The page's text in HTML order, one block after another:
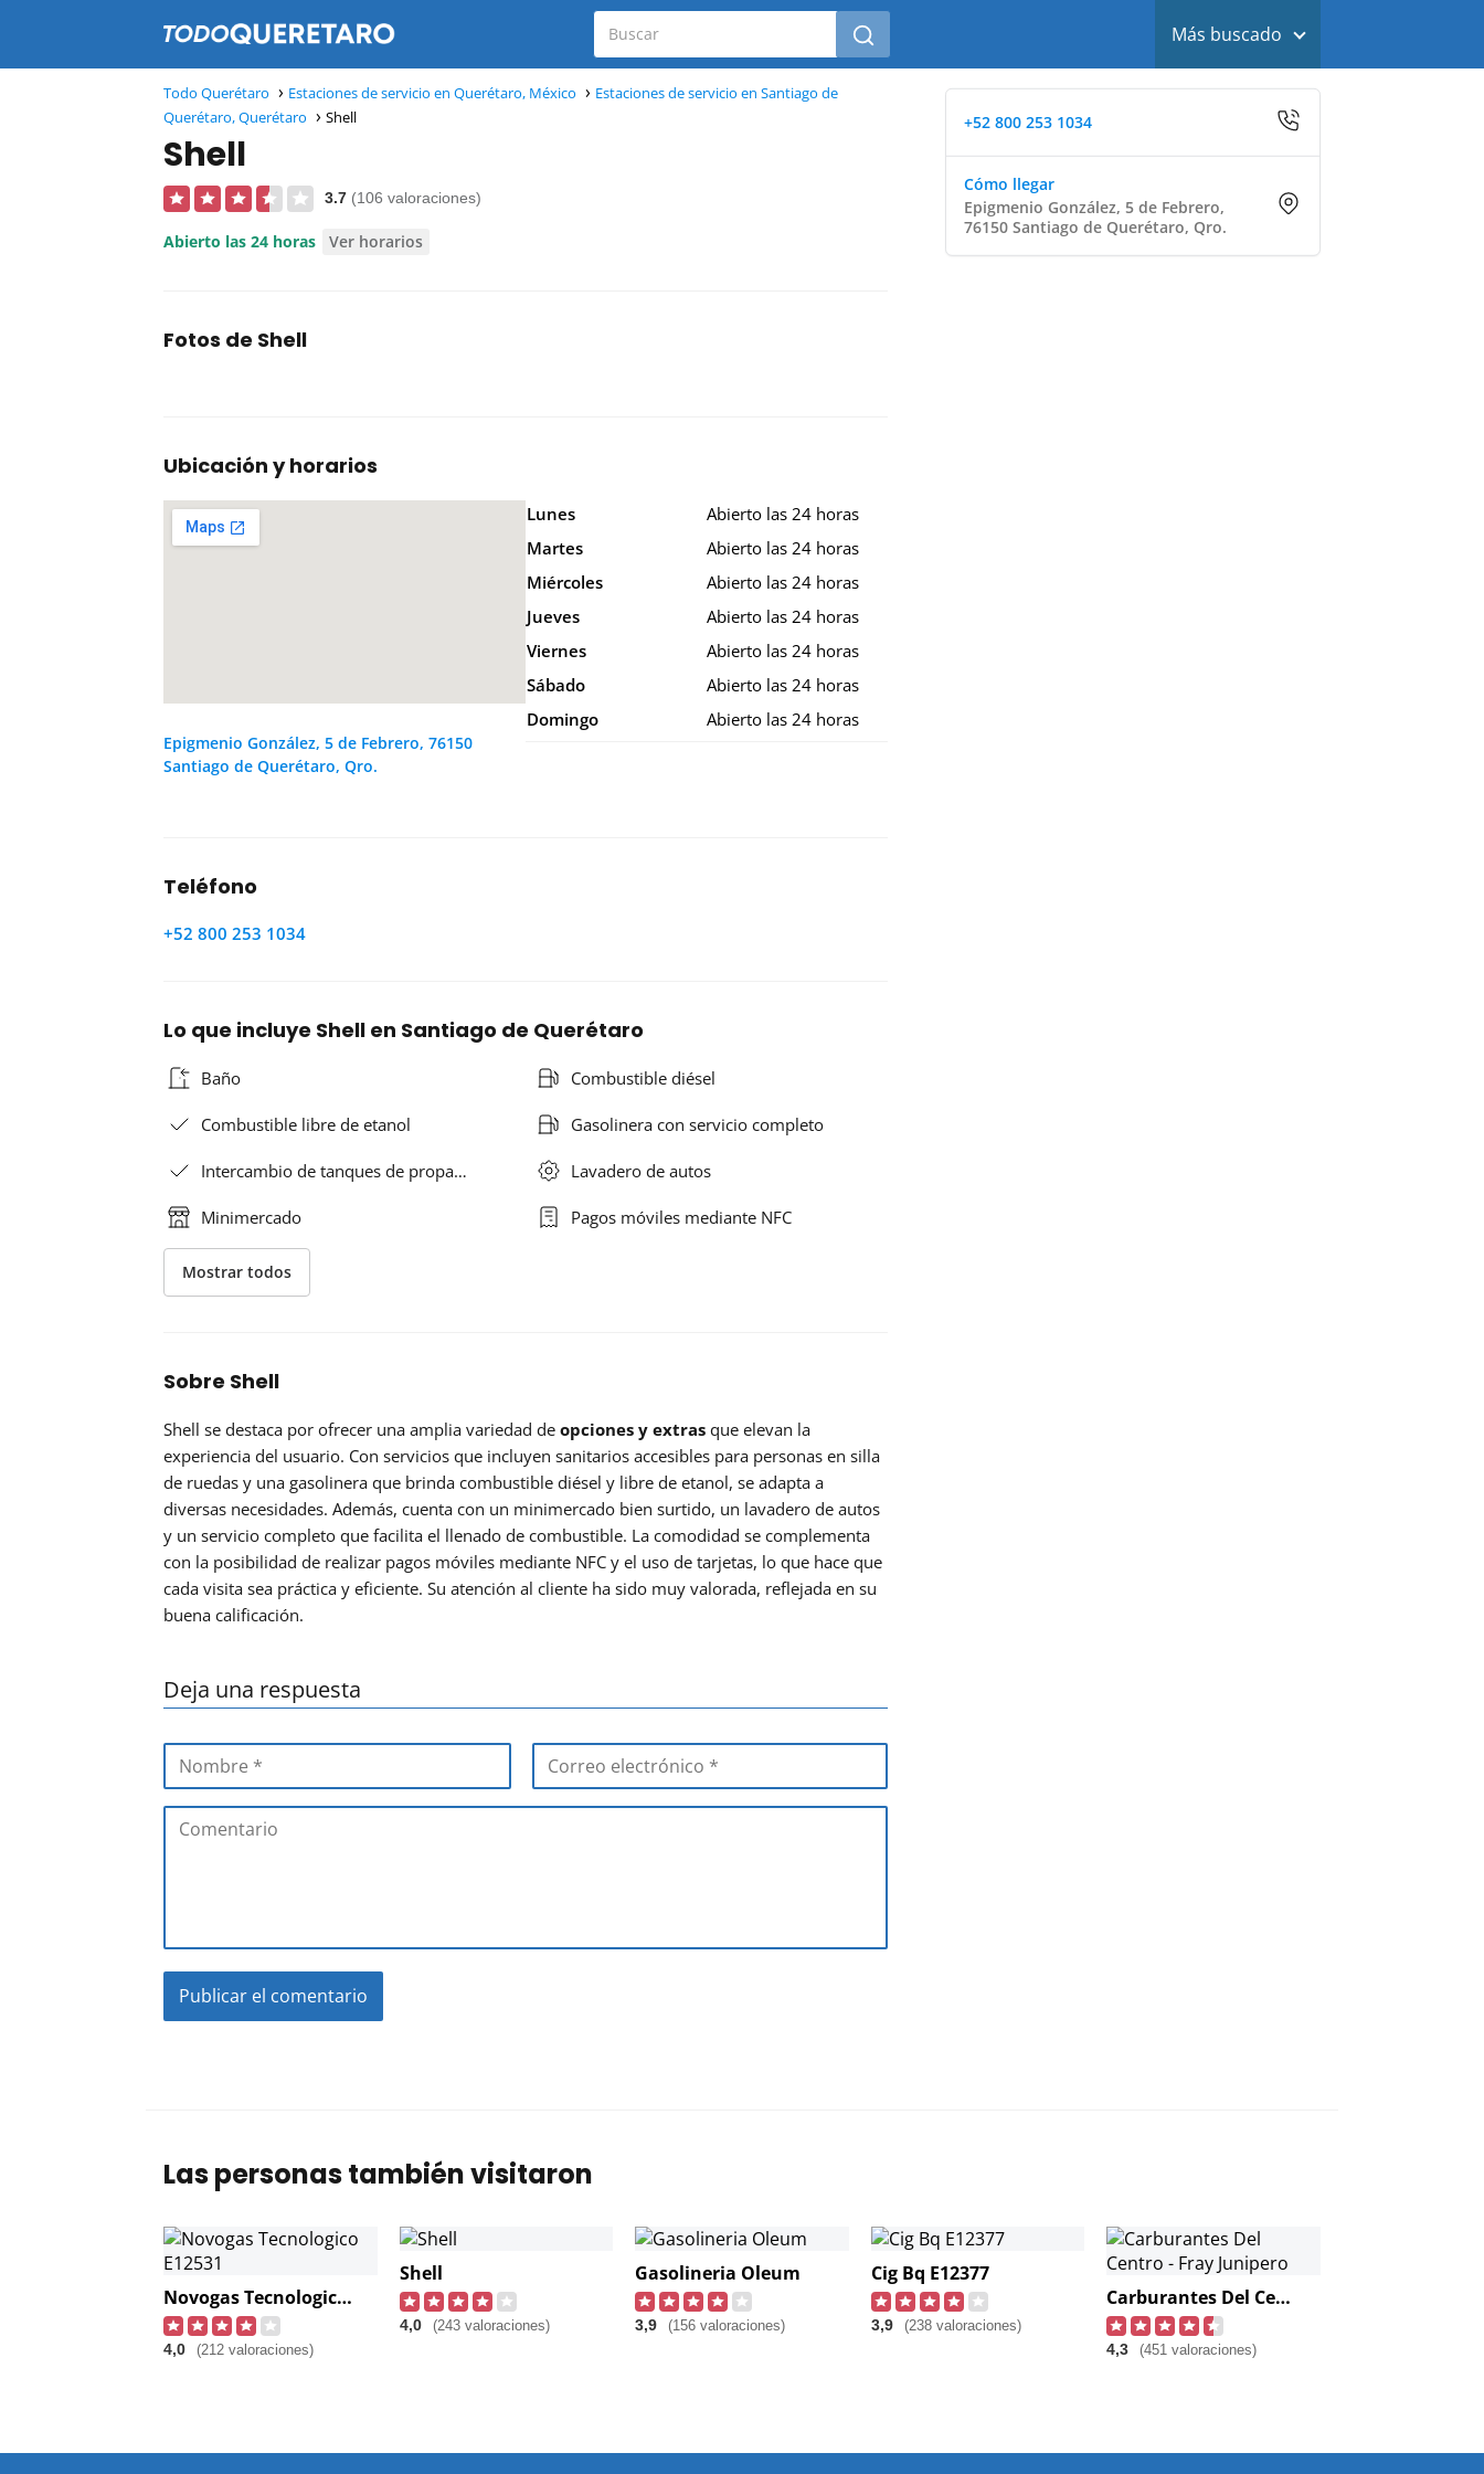
Más buscado
Todo Querétaro Estaciones de servicio en Querétaro, México
Estaciones de servicio en Santiago de
Querétaro, Querétaro
Shell
Shell
3.7 (106 valoraciones)
Abierto las 24 horas Ver horarios
Fotos de Shell
Ubicación y horarios
Epigmenio González, 5 de Febrero, 76150
Santiago de Querétaro, Qro.
Lunes
Abierto las 24 horas
Martes
Abierto las 24 horas
Miércoles
Abierto las 24 horas
Jueves
Abierto las 24 horas
Viernes
Abierto las 24 horas
Sábado
Abierto las 24 horas
Domingo
Abierto las 24 horas
Teléfono
+52 800 253 1034
Lo que incluye Shell en Santiago de Querétaro
Baño Combustible diésel
Combustible libre de etanol Gasolinera con servicio completo
Intercambio de tanques de propa… Lavadero de autos
Minimercado Pagos móviles mediante NFC
Mostrar todos
Sobre Shell
Shell se destaca por ofrecer una amplia variedad de opciones y extras que elevan la
experiencia del usuario. Con servicios que incluyen sanitarios accesibles para personas en silla
de ruedas y una gasolinera que brinda combustible diésel y libre de etanol, se adapta a
diversas necesidades. Además, cuenta con un minimercado bien surtido, un lavadero de autos
y un servicio completo que facilita el llenado de combustible. La comodidad se complementa
con la posibilidad de realizar pagos móviles mediante NFC y el uso de tarjetas, lo que hace que
cada visita sea práctica y eficiente. Su atención al cliente ha sido muy valorada, reflejada en su
buena calificación.
Deja una respuesta
+52 800 253 1034
Cómo llegar
Epigmenio González, 5 de Febrero,
76150 Santiago de Querétaro, Qro.
Las personas también visitaron
Novogas Tecnologico E12531
4,0 (212 valoraciones)
Shell
4,0 (243 valoraciones)
Gasolineria Oleum
3,9 (156 valoraciones)
Cig Bq E12377
3,9 (238 valoraciones)
Carburantes Del Centro - Fray Junipero
4,3 (451 valoraciones)